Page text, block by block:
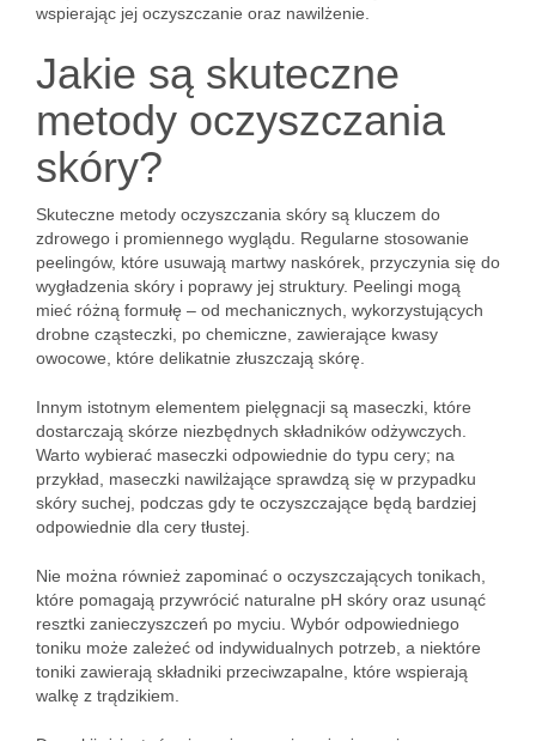
wspierając jej oczyszczanie oraz nawilżenie.
Jakie są skuteczne
metody oczyszczania
skóry?
Skuteczne metody oczyszczania skóry są kluczem do
zdrowego i promiennego wyglądu. Regularne stosowanie
peelingów, które usuwają martwy naskórek, przyczynia się do
wygładzenia skóry i poprawy jej struktury. Peelingi mogą
mieć różną formułę – od mechanicznych, wykorzystujących
drobne cząsteczki, po chemiczne, zawierające kwasy
owocowe, które delikatnie złuszczają skórę.
Innym istotnym elementem pielęgnacji są maseczki, które
dostarczają skórze niezbędnych składników odżywczych.
Warto wybierać maseczki odpowiednie do typu cery; na
przykład, maseczki nawilżające sprawdzą się w przypadku
skóry suchej, podczas gdy te oczyszczające będą bardziej
odpowiednie dla cery tłustej.
Nie można również zapominać o oczyszczających tonikach,
które pomagają przywrócić naturalne pH skóry oraz usunąć
resztki zanieczyszczeń po myciu. Wybór odpowiedniego
toniku może zależeć od indywidualnych potrzeb, a niektóre
toniki zawierają składniki przeciwzapalne, które wspierają
walkę z trądzikiem.